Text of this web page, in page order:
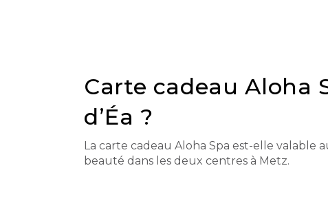
Carte cadeau Aloha
d’Éa ?
La carte cadeau Aloha Spa est-elle
beauté dans les deux centres à Metz.